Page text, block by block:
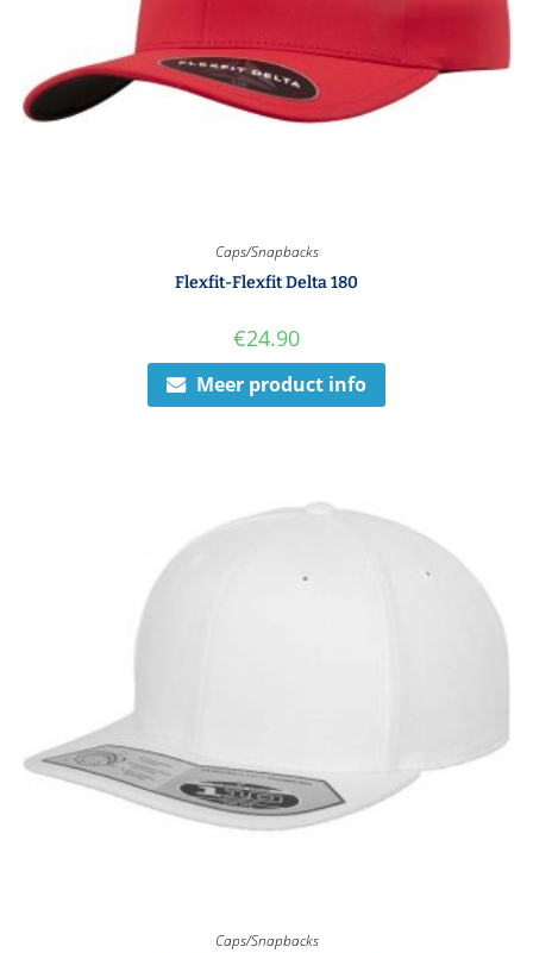
Caps/Snapbacks
Flexfit-Flexfit Delta 180
€24.90
Meer product info
Caps/Snapbacks